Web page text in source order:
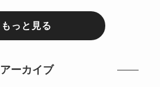
もっと見る
アーカイブ